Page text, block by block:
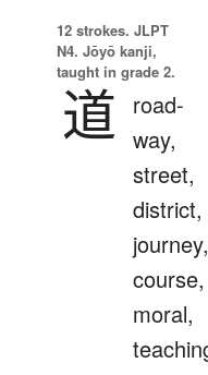
12 strokes. JLPT
N4. Jōyō kanji,
taught in grade 2.
道
road-
way,
street,
district,
journey,
course,
moral,